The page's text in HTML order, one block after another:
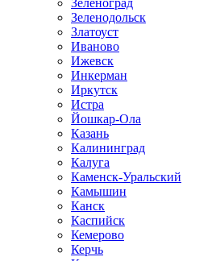
Зеленоград
Зеленодольск
Златоуст
Иваново
Ижевск
Инкерман
Иркутск
Истра
Йошкар-Ола
Казань
Калининград
Калуга
Каменск-Уральский
Камышин
Канск
Каспийск
Кемерово
Керчь